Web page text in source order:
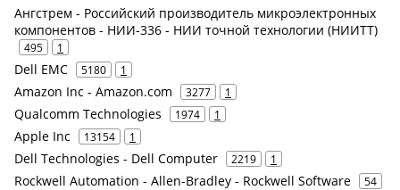
Ангстрем - Российский производитель микроэлектронных
компонентов - НИИ-336 - НИИ точной технологии (НИИТТ)
495 1
Dell EMC 5180 1
Amazon Inc - Amazon.com 3277 1
Qualcomm Technologies 1974 1
Apple Inc 13154 1
Dell Technologies - Dell Computer 2219 1
Rockwell Automation - Allen-Bradley - Rockwell Software
54